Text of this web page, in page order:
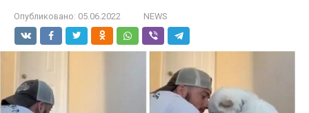
Опубликовано: 05.06.2022 NEWS